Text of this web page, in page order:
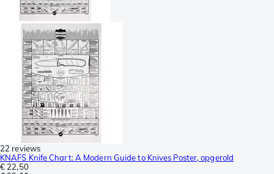
22 reviews
KNAFS Knife Chart: A Modern Guide to Knives Poster, opgerold
€ 22,50